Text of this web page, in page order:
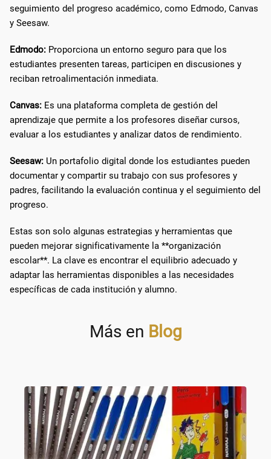
seguimiento del progreso académico, como Edmodo, Canvas
y Seesaw.
Edmodo: Proporciona un entorno seguro para que los
estudiantes presenten tareas, participen en discusiones y
reciban retroalimentación inmediata.
Canvas: Es una plataforma completa de gestión del
aprendizaje que permite a los profesores diseñar cursos,
evaluar a los estudiantes y analizar datos de rendimiento.
Seesaw: Un portafolio digital donde los estudiantes pueden
documentar y compartir su trabajo con sus profesores y
padres, facilitando la evaluación continua y el seguimiento del
progreso.
Estas son solo algunas estrategias y herramientas que
pueden mejorar significativamente la **organización
escolar**. La clave es encontrar el equilibrio adecuado y
adaptar las herramientas disponibles a las necesidades
específicas de cada institución y alumno.
Más en Blog